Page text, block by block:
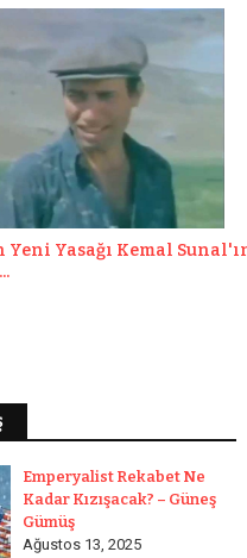
Yasağı Kemal
Emperyalist Rekabet Ne
Kadar Kızışacak? – Güneş
Gümüş
Ağustos 13, 2025